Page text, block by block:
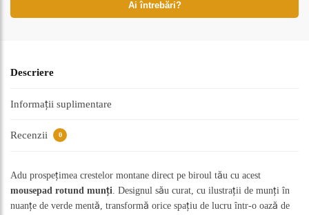
Ai întrebări?
Descriere
Informații suplimentare
Recenzii 0
Adu prospețimea crestelor montane direct pe biroul tău cu acest
mousepad rotund munți. Designul său curat, cu ilustrații de munți în
nuanțe de verde mentă, transformă orice spațiu de lucru într-o oază de